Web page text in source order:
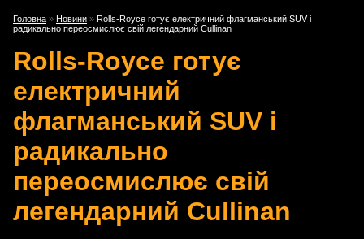
Головна » Новини » Rolls-Royce готує електричний флагманський SUV і
радикально переосмислює свій легендарний Cullinan
Rolls-Royce готує
електричний
флагманський SUV і
радикально
переосмислює свій
легендарний Cullinan